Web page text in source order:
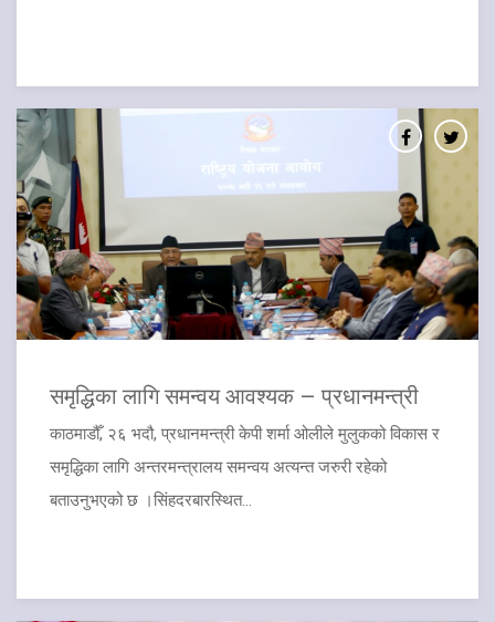
समृद्धिका लागि समन्वय आवश्यक – प्रधानमन्त्री
काठमाडौँ, २६ भदौ, प्रधानमन्त्री केपी शर्मा ओलीले मुलुकको विकास र
समृद्धिका लागि अन्तरमन्त्रालय समन्वय अत्यन्त जरुरी रहेको
बताउनुभएको छ ।सिंहदरबारस्थित...